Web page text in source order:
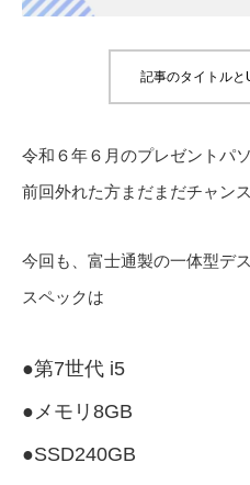
記事のタイトル
令和６年６月のプレゼントパ
前回外れた方まだまだチャン
今回も、富士通製の一体型デ
スペックは
●第7世代 i5
●メモリ8GB
●SSD240GB